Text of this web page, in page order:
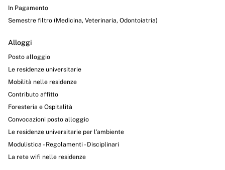
In Pagamento
Semestre filtro (Medicina, Veterinaria, Odontoiatria)
Alloggi
Posto alloggio
Le residenze universitarie
Mobilità nelle residenze
Contributo affitto
Foresteria e Ospitalità
Convocazioni posto alloggio
Le residenze universitarie per l’ambiente
Modulistica - Regolamenti - Disciplinari
La rete wifi nelle residenze